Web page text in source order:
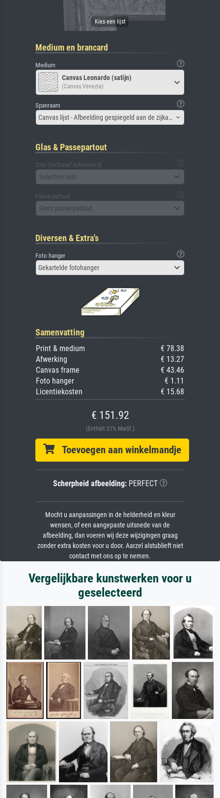
Medium en brancard
Medium
Canvas Leonardo (satijn)
(Canvas Venezia)
Spanraam
Canvas lijst - Afbeelding gespiegeld aan de zijkant
Glas & Passepartout
Glas (inclusief achterbord)
Selecteer aub
Passe-partout
Geen passe-partout
Diversen & Extra's
Foto hanger
Gekartelde fotohanger
Samenvatting
Print & medium
€ 78.38
Afwerking
€ 13.27
Canvas frame
€ 43.46
Foto hanger
€ 1.11
Licentiekosten
€ 15.68
€ 151.92
(Enthält 21% MwSt.)
Toevoegen aan winkelmandje
Scherpheid afbeelding:PERFECT
Mocht u aanpassingen in de helderheid en kleur
wensen, of een aangepaste uitsnede van de
afbeelding, dan voeren wij deze wijzigingen graag
zonder extra kosten voor u door. Aarzel alstublieft niet
contact met ons op te nemen.
Vergelijkbare kunstwerken voor u
geselecteerd